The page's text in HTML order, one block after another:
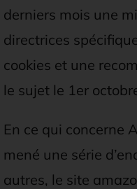
derniers mois une
directrices
cookies et une
le sujet le 1er
En ce qui concerne
mené une série
autres, le site